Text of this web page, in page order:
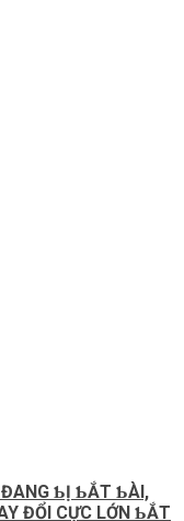
ƄỊ ƄẮT ƄÀΙ,
ĐỔΙ CỰC LỚN ƄẮT